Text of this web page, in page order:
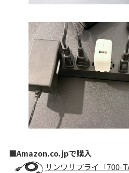
■Amazon.co.jpで購入
サンワサプライ「700-